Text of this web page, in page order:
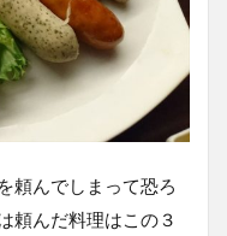
頼んでしまって恐ろ
頼んだ料理はこの３